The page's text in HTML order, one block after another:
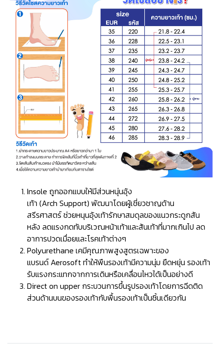
Insole ถูกออกแบบให้มีส่วนหนุ่นอุ้ง
เท้า (Arch Support) พัฒนาโดยผู้เชี่ยวชาญด้าน
สรีรศาสตร์ ช่วยหนุนอุ้งเท้ารักษาสมดุลของแนวกระดูกสัน
หลัง ลดแรงกดทับบริเวณหน้าเท้าและส้นเท้าที่มากเกินไป ลด
อาการปวดเมื่อยและโรคเท้าต่างๆ
Polyurethane เคมีคุณภาพสูงสูตรเฉพาะของ
แบรนด์ Aerosoft ทำให้พืนรองเท้ามีความนุ่ม ยืดหยุ่น รองเท้า
รับแรงกระแทกจากการเดินหรือเคลื่อนไหวได้เป็นอย่างดี
Direct on upper กระบวนการขึ้นรูปรองเท้าโดยการฉีดติด
ส่วนด้านบนของรองเท้ากับพื้นรองเท้าเป็นชิ้นเดียวกัน